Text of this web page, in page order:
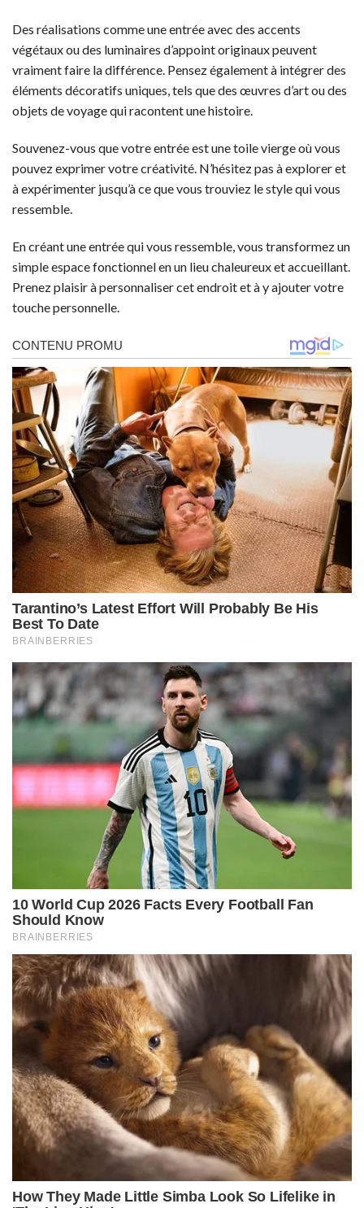
Des réalisations comme une entrée avec des accents
végétaux ou des luminaires d’appoint originaux peuvent
vraiment faire la différence. Pensez également à intégrer des
éléments décoratifs uniques, tels que des œuvres d’art ou des
objets de voyage qui racontent une histoire.
Souvenez-vous que votre entrée est une toile vierge où vous
pouvez exprimer votre créativité. N’hésitez pas à explorer et
à expérimenter jusqu’à ce que vous trouviez le style qui vous
ressemble.
En créant une entrée qui vous ressemble, vous transformez un
simple espace fonctionnel en un lieu chaleureux et accueillant.
Prenez plaisir à personnaliser cet endroit et à y ajouter votre
touche personnelle.